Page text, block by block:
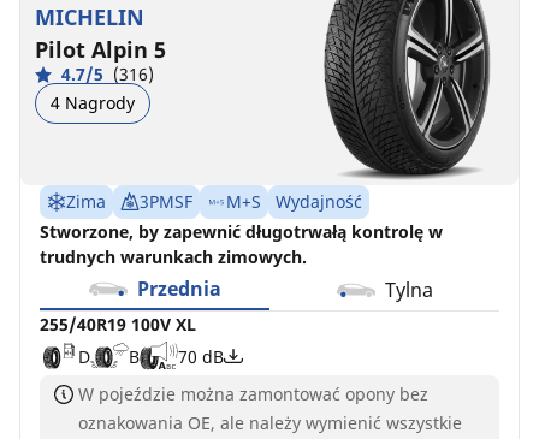
MICHELIN
Pilot Alpin 5
4.7/5 (316)
4 Nagrody
Zima 3PMSF M+S
Wydajność
Stworzone, by zapewnić długotrwałą kontrolę w
trudnych warunkach zimowych.
Przednia Tylna
255/40R19 100V XL
D
B 70 dB
W pojeździe można zamontować opony bez
oznakowania OE, ale należy wymienić wszystkie